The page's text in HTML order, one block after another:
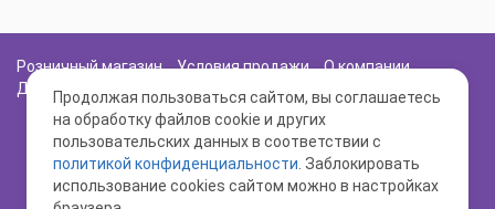
Розничный магазин Условия продажи
О компании
Доставка и оплата
Политика Безопасности
Продолжая пользоваться сайтом, вы соглашаетесь
на обработку файлов cookie и других
пользовательских данных в соответствии с
политикой конфиденциальности . Заблокировать
использование cookies сайтом можно в настройках